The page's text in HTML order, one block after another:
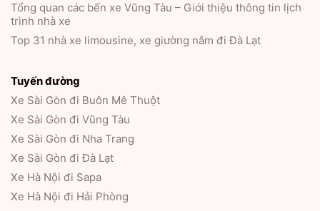
Tổng quan các bến xe Vũng Tàu – Giới thiệu thông tin lịch
trình nhà xe
Top 31 nhà xe limousine, xe giường nằm đi Đà Lạt
Tuyến đường
Xe Sài Gòn đi Buôn Mê Thuột
Xe Sài Gòn đi Vũng Tàu
Xe Sài Gòn đi Nha Trang
Xe Sài Gòn đi Đà Lạt
Xe Hà Nội đi Sapa
Xe Hà Nội đi Hải Phòng